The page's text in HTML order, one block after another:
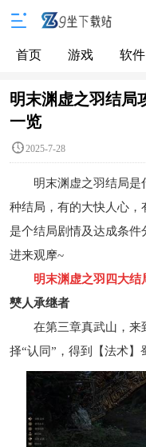
首页 游戏 软件
明末渊虚之羽结局
一览
2025-7-28
明末渊虚之羽结局
种结局，有的大快人心，
是个结局剧情及达成条
进来观摩~
明末渊虚之羽四大结
僰人承继者
在第三章真武山，来
择“认同”，得到【法术】